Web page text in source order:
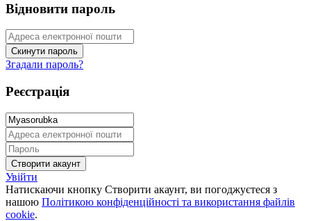
Відновити пароль
Згадали пароль?
Реєстрація
Увійти
Натискаючи кнопку Створити акаунт, ви погоджуєтеся з
нашою Політикою конфіденційності та використання файлів
cookie.